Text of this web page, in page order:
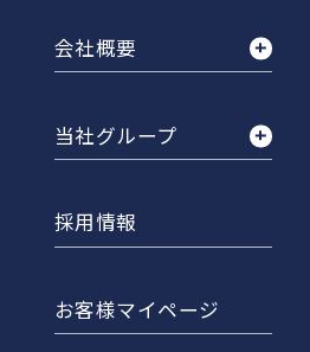
会社概要
当社グループ
採用情報
お客様マイページ